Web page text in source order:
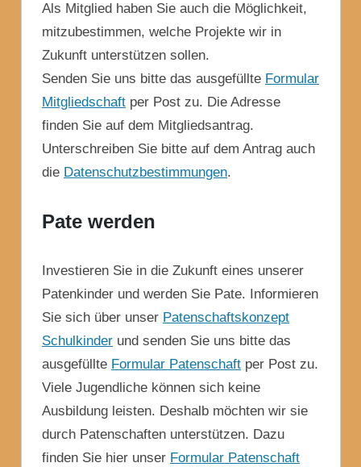
Als Mitglied haben Sie auch die Möglichkeit,
mitzubestimmen, welche Projekte wir in
Zukunft unterstützen sollen.
Senden Sie uns bitte das ausgefüllte Formular
Mitgliedschaft per Post zu. Die Adresse
finden Sie auf dem Mitgliedsantrag.
Unterschreiben Sie bitte auf dem Antrag auch
die Datenschutzbestimmungen.
Pate werden
Investieren Sie in die Zukunft eines unserer
Patenkinder und werden Sie Pate. Informieren
Sie sich über unser Patenschaftskonzept
Schulkinder und senden Sie uns bitte das
ausgefüllte Formular Patenschaft per Post zu.
Viele Jugendliche können sich keine
Ausbildung leisten. Deshalb möchten wir sie
durch Patenschaften unterstützen. Dazu
finden Sie hier unser Formular Patenschaft